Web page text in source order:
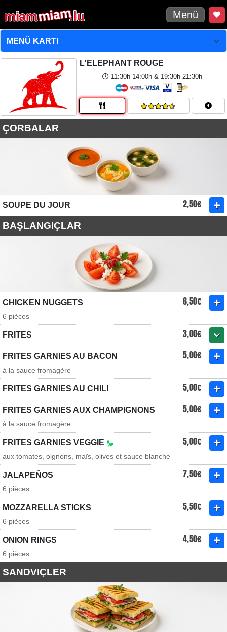
Menü
L'ELEPHANT ROUGE
11:30h-14:00h & 19:30h-21:30h
ÇORBALAR
SOUPE DU JOUR 2,50€
BAŞLANGIÇLAR
CHICKEN NUGGETS 6,50€
6 pièces
FRITES 3,00€
FRITES GARNIES AU BACON 5,00€
à la sauce fromagère
FRITES GARNIES AU CHILI 5,00€
FRITES GARNIES AUX CHAMPIGNONS 5,00€
à la sauce fromagère
FRITES GARNIES VEGGIE 5,00€
aux tomates, oignons, maïs, olives et sauce blanche
JALAPEÑOS 7,50€
6 pièces
MOZZARELLA STICKS 5,50€
6 pièces
ONION RINGS 4,50€
6 pièces
SANDVIÇLER